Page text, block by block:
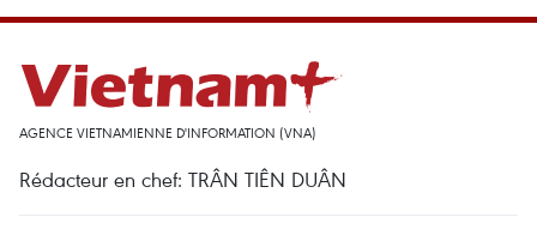
AGENCE VIETNAMIENNE D'INFORMATION (VNA)
Rédacteur en chef: TRÂN TIÊN DUÂN